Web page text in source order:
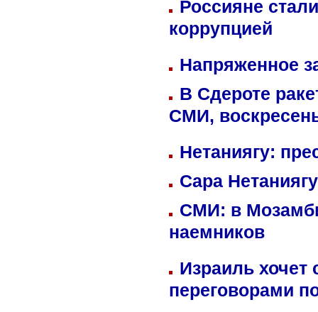
Россияне
коррупцией
Напряженное
В Сдероте
СМИ,
Нетаниягу:
Сара
СМИ: в
наемников
Израиль хочет
переговорами